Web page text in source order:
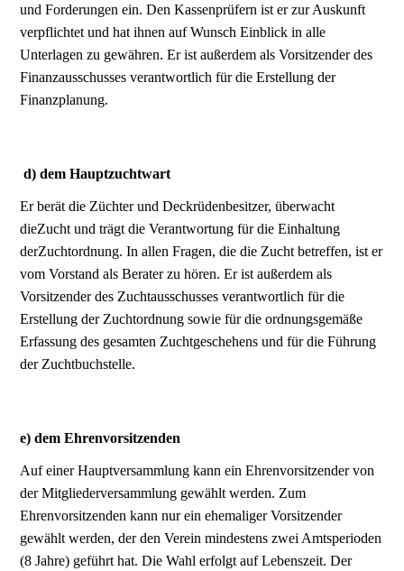
und Forderungen ein. Den Kassenprüfern ist er zur Auskunft
verpflichtet und hat ihnen auf Wunsch Einblick in alle
Unterlagen zu gewähren. Er ist außerdem als Vorsitzender des
Finanzausschusses verantwortlich für die Erstellung der
Finanzplanung.
d) dem Hauptzuchtwart
Er berät die Züchter und Deckrüdenbesitzer, überwacht
dieZucht und trägt die Verantwortung für die Einhaltung
derZuchtordnung. In allen Fragen, die die Zucht betreffen, ist er
vom Vorstand als Berater zu hören. Er ist außerdem als
Vorsitzender des Zuchtausschusses verantwortlich für die
Erstellung der Zuchtordnung sowie für die ordnungsgemäße
Erfassung des gesamten Zuchtgeschehens und für die Führung
der Zuchtbuchstelle.
e) dem Ehrenvorsitzenden
Auf einer Hauptversammlung kann ein Ehrenvorsitzender von
der Mitgliederversammlung gewählt werden. Zum
Ehrenvorsitzenden kann nur ein ehemaliger Vorsitzender
gewählt werden, der den Verein mindestens zwei Amtsperioden
(8 Jahre) geführt hat. Die Wahl erfolgt auf Lebenszeit. Der